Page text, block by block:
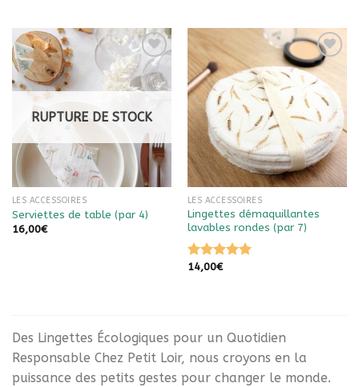
Ajouter à
la liste
souhaits
RUPTURE DE STOCK
LES ACCESSOIRES
Serviettes de table (par 4)
16,00€
Ajouter à
la liste
de
souhaits
LES ACCESSOIRES
Lingettes démaquillantes
lavables rondes (par 7)
Note5.00
14,00€
Des Lingettes Écologiques pour un Quotidien
Responsable Chez Petit Loir, nous croyons en la
puissance des petits gestes pour changer le monde.